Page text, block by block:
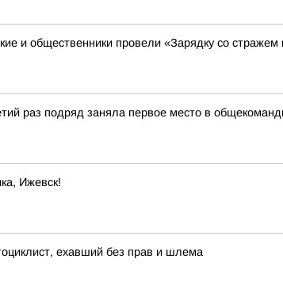
и общественники провели «Зарядку со
раз подряд заняла первое место в
Ижевск!
ехавший без прав и шлема